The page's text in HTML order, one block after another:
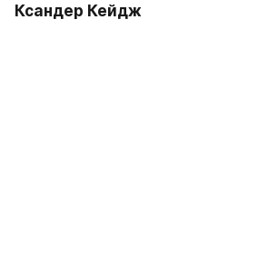
Ксандер Кейдж